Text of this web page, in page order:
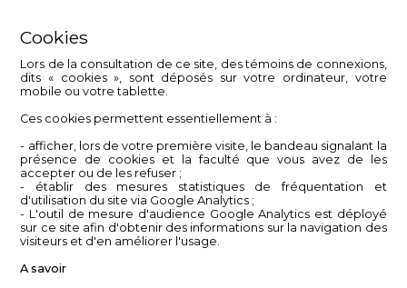
Cookies
Lors de la consultation de ce site, des témoins de connexions,
dits « cookies », sont déposés sur votre ordinateur, votre
mobile ou votre tablette.
Ces cookies permettent essentiellement à :
- afficher, lors de votre première visite, le bandeau signalant la
présence de cookies et la faculté que vous avez de les
accepter ou de les refuser ;
- établir des mesures statistiques de fréquentation et
d'utilisation du site via Google Analytics ;
- L'outil de mesure d'audience Google Analytics est déployé
sur ce site afin d'obtenir des informations sur la navigation des
visiteurs et d'en améliorer l'usage.
A savoir